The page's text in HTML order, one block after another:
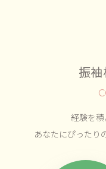
振
経験を積
あなたにぴったり